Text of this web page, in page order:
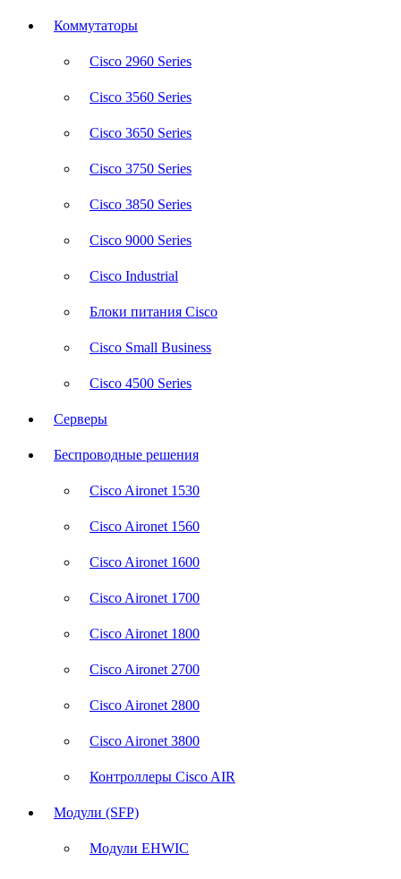
Коммутаторы
Cisco 2960 Series
Cisco 3560 Series
Cisco 3650 Series
Cisco 3750 Series
Cisco 3850 Series
Cisco 9000 Series
Cisco Industrial
Блоки питания Cisco
Cisco Small Business
Cisco 4500 Series
Серверы
Беспроводные решения
Cisco Aironet 1530
Cisco Aironet 1560
Cisco Aironet 1600
Cisco Aironet 1700
Cisco Aironet 1800
Cisco Aironet 2700
Cisco Aironet 2800
Cisco Aironet 3800
Контроллеры Cisco AIR
Модули (SFP)
Модули EHWIC